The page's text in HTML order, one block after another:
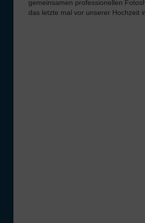
gemeinsamen professionellen
das letzte mal vor unserer Hochzeit